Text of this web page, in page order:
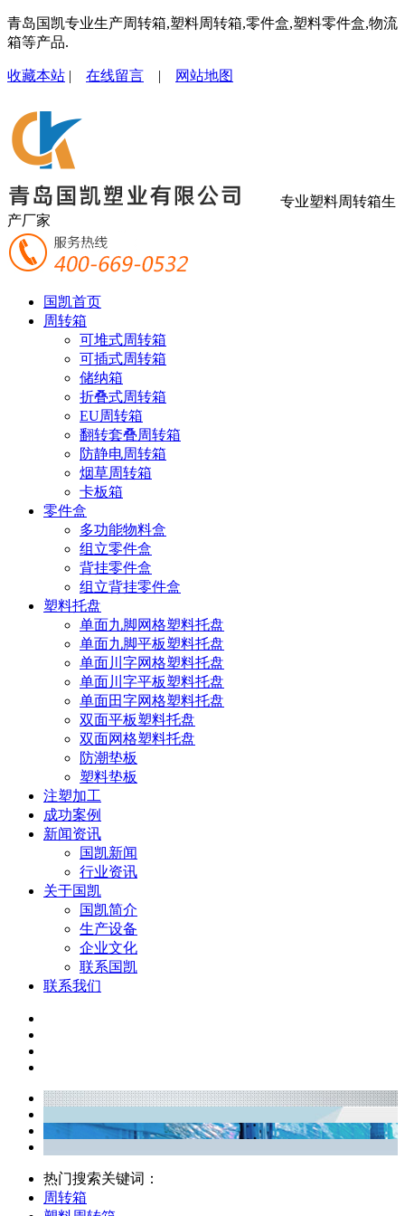
青岛国凯专业生产周转箱,塑料周转箱,零件盒,塑料零件盒,物流
箱等产品.
收藏本站 | 在线留言 | 网站地图
专业塑料周转箱生
产厂家
国凯首页
周转箱
可堆式周转箱
可插式周转箱
储纳箱
折叠式周转箱
EU周转箱
翻转套叠周转箱
防静电周转箱
烟草周转箱
卡板箱
零件盒
多功能物料盒
组立零件盒
背挂零件盒
组立背挂零件盒
塑料托盘
单面九脚网格塑料托盘
单面九脚平板塑料托盘
单面川字网格塑料托盘
单面川字平板塑料托盘
单面田字网格塑料托盘
双面平板塑料托盘
双面网格塑料托盘
防潮垫板
塑料垫板
注塑加工
成功案例
新闻资讯
国凯新闻
行业资讯
关于国凯
国凯简介
生产设备
企业文化
联系国凯
联系我们
热门搜索关键词：
周转箱